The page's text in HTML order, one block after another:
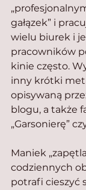
gałązek” i
wielu biurek i
pracowników
kinie często.
inny krótki
opisywaną
blogu, a także
„Garsonierę”
Maniek
codziennych
potrafi cieszyć